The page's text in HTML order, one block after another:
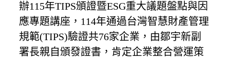
辦115年TIPS頒證暨ESG重大議題盤點與因
應專題講座， 114年通過台灣智慧財產管理
規範(TIPS)驗證共76家企業，由鄒宇新副
署長親自頒發證書，肯定企業整合營運策